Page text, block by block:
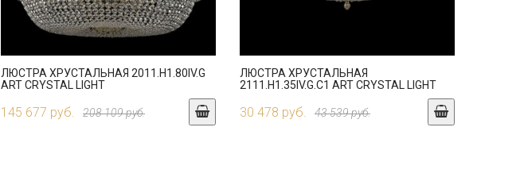
ЛЮСТРА ХРУСТАЛЬНАЯ 2011.H1.80IV.G
ART CRYSTAL LIGHT
145 677 руб. 208 109 руб.
ЛЮСТРА ХРУСТАЛЬНАЯ
2111.H1.35IV.G.C1 ART CRYSTAL LIGHT
30 478 руб. 43 539 руб.